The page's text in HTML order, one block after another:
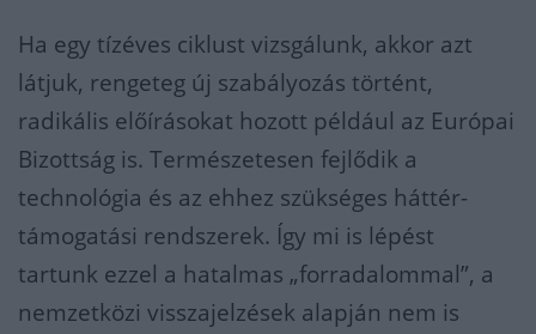
Ha egy tízéves ciklust vizsgálunk, akkor azt
látjuk, rengeteg új szabályozás történt,
radikális előírásokat hozott például az Európai
Bizottság is. Természetesen fejlődik a
technológia és az ehhez szükséges háttér-
támogatási rendszerek. Így mi is lépést
tartunk ezzel a hatalmas „forradalommal”, a
nemzetközi visszajelzések alapján nem is